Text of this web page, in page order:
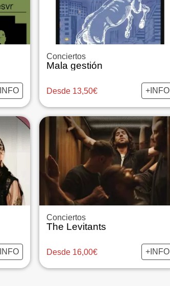
Conciertos
Mala gestión
Desde 13,50€ +INFO
Conciertos
The Levitants
Desde 16,00€ +INFO